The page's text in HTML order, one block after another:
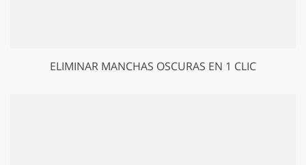
ELIMINAR MANCHAS OSCURAS EN 1 CLIC